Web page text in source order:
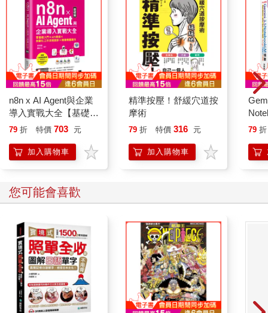
n8n x AI Agent與企業
導入實戰大全【基礎
篇】：零基礎入門 x
流程設計 x 商業專題
實作
79 折 特價 703 元
加入購物車
精準按壓！舒緩穴道按
摩術
79 折 特價 316 元
加入購物車
流
79 折
您可能會喜歡